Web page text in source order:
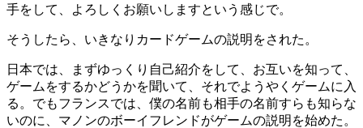
手をして、よろしくお願いしますという感じで。
そうしたら、いきなりカードゲームの説明をされた。
日本では、まずゆっくり自己紹介をして、お互いを知って、
ゲームをするかどうかを聞いて、それでようやくゲームに入
る。でもフランスでは、僕の名前も相手の名前すらも知らな
いのに、マノンのボーイフレンドがゲームの説明を始めた。